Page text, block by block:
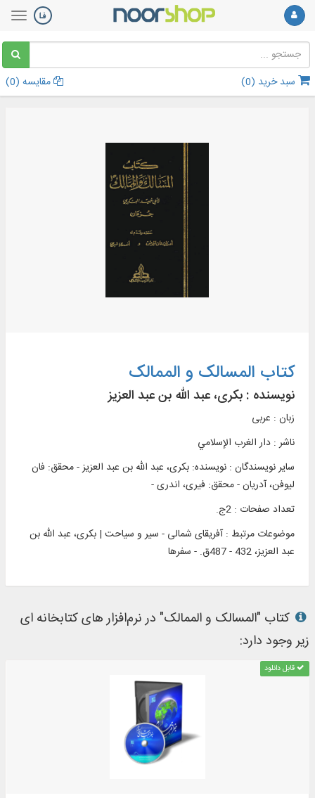
سبد خرید (0
) مقایسه (0
)
کتاب المسالک و الممالک
نویسنده : بکری، عبد الله بن عبد العزیز
زبان : عربی
ناشر : دار الغرب الإسلامي
سایر نویسندگان : نویسنده: بکری، عبد الله بن عبد العزیز - محقق: فان
لیوفن، آدریان - محقق: فیری، اندری -
تعداد صفحات : 2ج.
موضوعات مرتبط :آفریقای شمالی - سیر و سیاحت | بکری، عبد الله بن
عبد العزیز، 432 - 487ق. - سفرها
کتاب "المسالک و الممالک" در نرم‌افزار های کتابخانه ای
زیر وجود دارد:
قابل دانلود